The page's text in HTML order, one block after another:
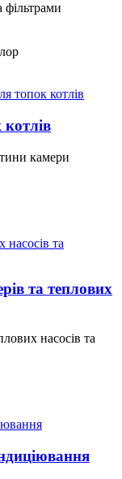
фільтрами
камери
та теплових
насосів та